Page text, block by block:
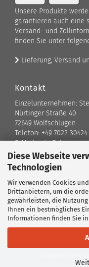
Diese Webseite
Technologien
Wir verwenden Cookies
Drittanbietern, um die
gewährleisten, die
Ihnen ein bestmögliches
Informationen finden Sie
Unsere Produkte
garantieren auch eine
Versand- und
finden Sie unter
Lieferung, Versand
Kontakt
Einzelunternehmen:
Nürtinger Straße 40
72649 Wolfschlugen
Telefon: +49 7022 30424
E-Mail: info@der-
Kontaktformular
Standort
Ansprechpartner